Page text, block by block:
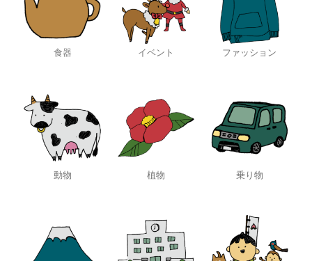
食器 イベント ファッション
動物 植物 乗り物